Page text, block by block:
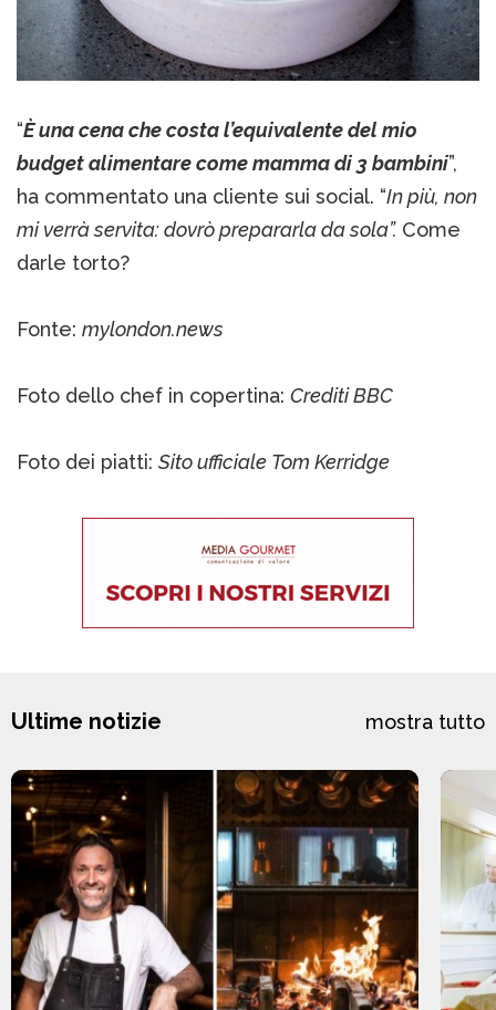
“È una cena che costa l’equivalente del mio
budget alimentare come mamma di 3 bambini”,
ha commentato una cliente sui social. “In più, non
mi verrà servita: dovrò prepararla da sola”. Come
darle torto?
Fonte: mylondon.news
Foto dello chef in copertina: Crediti BBC
Foto dei piatti: Sito ufficiale Tom Kerridge
Ultime notizie mostra tutto